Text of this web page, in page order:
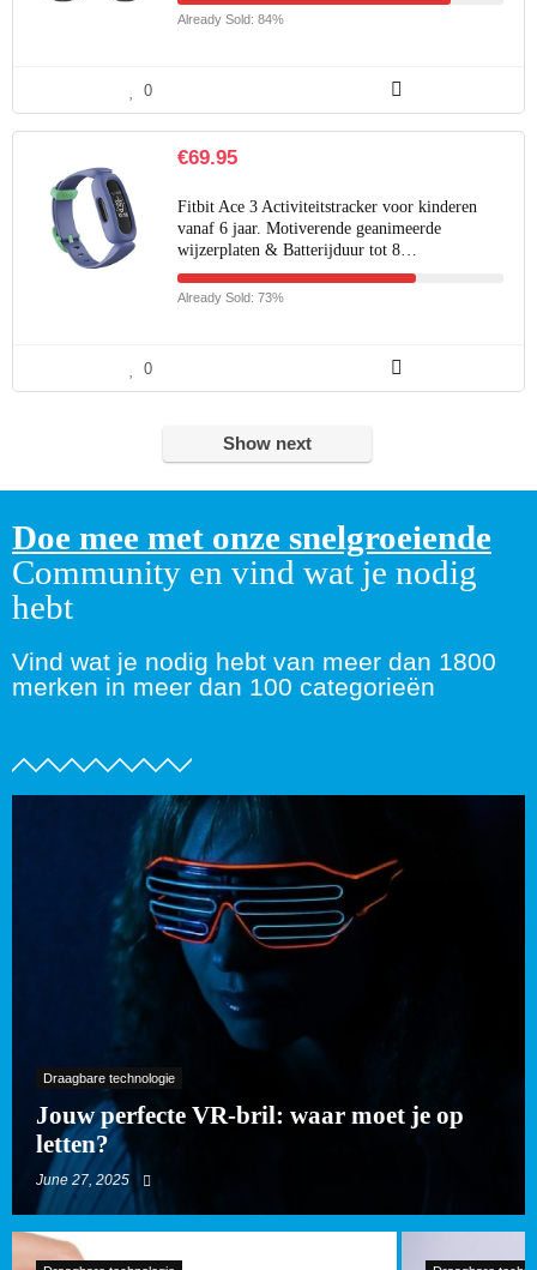
Already Sold: 84%
0
€69.95
Fitbit Ace 3 Activiteitstracker voor kinderen
vanaf 6 jaar. Motiverende geanimeerde
wijzerplaten & Batterijduur tot 8…
Already Sold: 73%
0
Show next
Doe mee met onze snelgroeiende
Community en vind wat je nodig
hebt
Vind wat je nodig hebt van meer dan 1800
merken in meer dan 100 categorieën
Draagbare technologie
Jouw perfecte VR-bril: waar moet je op
letten?
June 27, 2025